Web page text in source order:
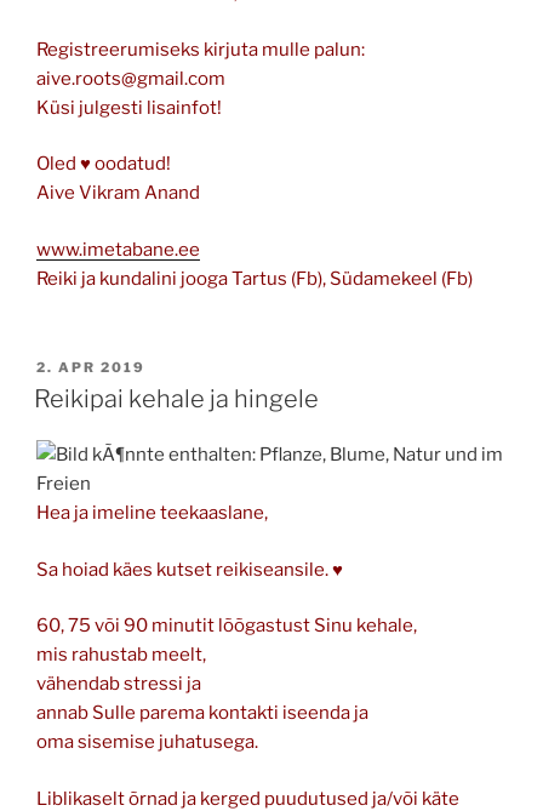
Registreerumiseks kirjuta mulle palun:
aive.roots@gmail.com
Küsi julgesti lisainfot!
Oled ♥ oodatud!
Aive Vikram Anand
www.imetabane.ee
Reiki ja kundalini jooga Tartus (Fb), Südamekeel (Fb)
POSTED
ON
2. APR 2019
Reikipai kehale ja hingele
Hea ja imeline teekaaslane,
Sa hoiad käes kutset reikiseansile. ♥
60, 75 või 90 minutit lõõgastust Sinu kehale,
mis rahustab meelt,
vähendab stressi ja
annab Sulle parema kontakti iseenda ja
oma sisemise juhatusega.
Liblikaselt õrnad ja kerged puudutused ja/või käte